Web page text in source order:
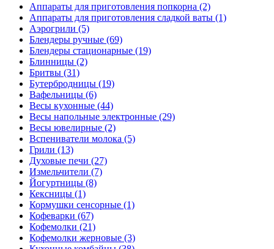
Аппараты для приготовления попкорна (2)
Аппараты для приготовления сладкой ваты (1)
Аэрогрили (5)
Блендеры ручные (69)
Блендеры стационарные (19)
Блинницы (2)
Бритвы (31)
Бутербродницы (19)
Вафельницы (6)
Весы кухонные (44)
Весы напольные электронные (29)
Весы ювелирные (2)
Вспениватели молока (5)
Грили (13)
Духовые печи (27)
Измельчители (7)
Йогуртницы (8)
Кексницы (1)
Кормушки сенсорные (1)
Кофеварки (67)
Кофемолки (21)
Кофемолки жерновые (3)